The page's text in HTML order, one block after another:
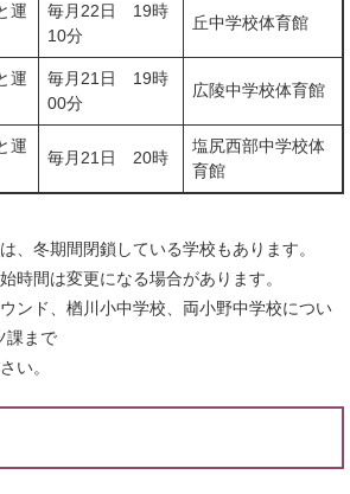
運
毎月22日 19時
10分
丘中学校体育館
運
毎月21日 19時
00分
広陵中学校体育館
運
毎月21日 20時
塩尻西部中学校体
育館
、冬期間閉鎖している学校もあります。
時間は変更になる場合があります。
ンド、楢川小中学校、両小野中学校につい
課まで
。